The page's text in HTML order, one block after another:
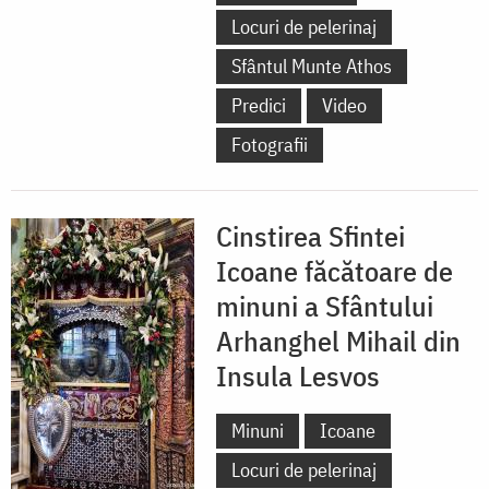
Locuri de pelerinaj
Sfântul Munte Athos
Predici
Video
Fotografii
Cinstirea Sfintei
Icoane făcătoare de
minuni a Sfântului
Arhanghel Mihail din
Insula Lesvos
Minuni
Icoane
Locuri de pelerinaj